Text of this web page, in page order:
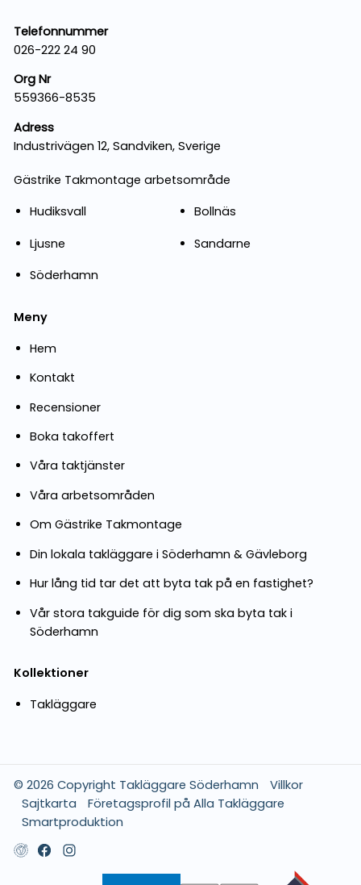
Telefonnummer
026-222 24 90
Org Nr
559366-8535
Adress
Industrivägen 12, Sandviken, Sverige
Gästrike Takmontage arbetsområde
Hudiksvall
Bollnäs
Ljusne
Sandarne
Söderhamn
Meny
Hem
Kontakt
Recensioner
Boka takoffert
Våra taktjänster
Våra arbetsområden
Om Gästrike Takmontage
Din lokala takläggare i Söderhamn & Gävleborg
Hur lång tid tar det att byta tak på en fastighet?
Vår stora takguide för dig som ska byta tak i
Söderhamn
Kollektioner
Takläggare
© 2026 Copyright Takläggare Söderhamn
Villkor
Sajtkarta
Företagsprofil på Alla Takläggare
Smartproduktion